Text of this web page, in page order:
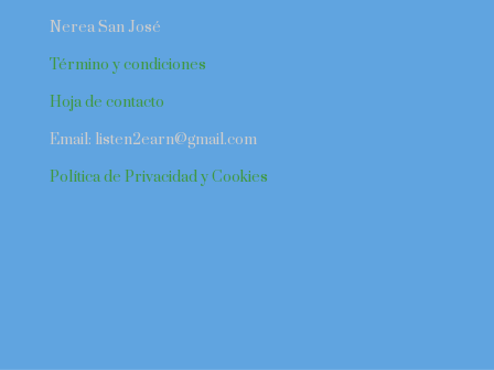
Nerea San José
Término y condiciones
Hoja de contacto
Email: listen2earn@gmail.com
Política de Privacidad y Cookies